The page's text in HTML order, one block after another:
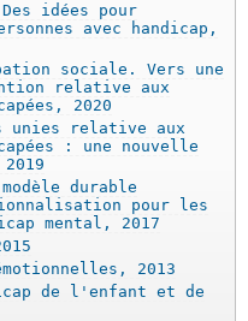
idées pour
avec handicap,
sociale. Vers une
relative aux
2020
unies relative aux
: une nouvelle
durable
pour les
mental, 2017
2013
de l'enfant et de